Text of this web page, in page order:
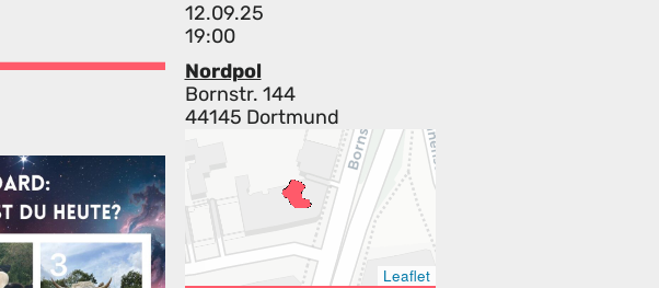
12.09.25
19:00
Nordpol
Bornstr. 144
44145 Dortmund
Leaflet